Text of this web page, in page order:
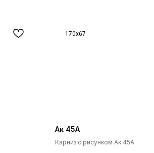
170x67
Ак 45А
Карниз с рисунком Ак 45А